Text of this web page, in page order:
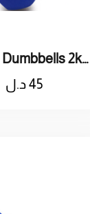
Colored Dumbbells 2kg / دمبل ملون 2 كيلو
45د.ل